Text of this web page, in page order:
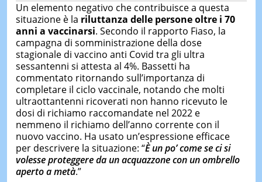
Un elemento negativo che contribuisce a questa
situazione è la riluttanza delle persone oltre i 70
anni a vaccinarsi. Secondo il rapporto Fiaso, la
campagna di somministrazione della dose
stagionale di vaccino anti Covid tra gli ultra
sessantenni si attesta al 4%. Bassetti ha
commentato ritornando sull’importanza di
completare il ciclo vaccinale, notando che molti
ultraottantenni ricoverati non hanno ricevuto le
dosi di richiamo raccomandate nel 2022 e
nemmeno il richiamo dell’anno corrente con il
nuovo vaccino. Ha usato un’espressione efficace
per descrivere la situazione: “È un po’ come se ci si
volesse proteggere da un acquazzone con un ombrello
aperto ametà.”